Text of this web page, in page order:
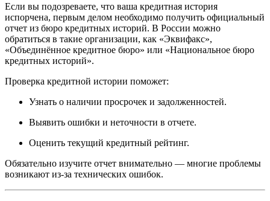
Если вы подозреваете, что ваша кредитная история
испорчена, первым делом необходимо получить официальный
отчет из бюро кредитных историй. В России можно
обратиться в такие организации, как «Эквифакс»,
«Объединённое кредитное бюро» или «Национальное бюро
кредитных историй».
Проверка кредитной истории поможет:
Узнать о наличии просрочек и задолженностей.
Выявить ошибки и неточности в отчете.
Оценить текущий кредитный рейтинг.
Обязательно изучите отчет внимательно — многие проблемы
возникают из-за технических ошибок.